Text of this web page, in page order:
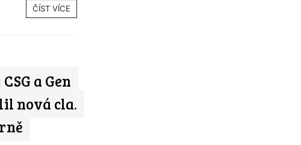
ČÍST VÍCE
a Gen
nová cla.